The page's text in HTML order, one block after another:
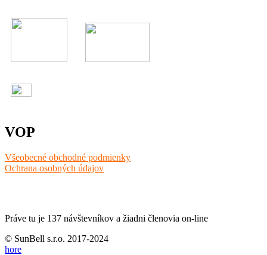
VOP
Všeobecné obchodné podmienky
Ochrana osobných údajov
Práve tu je 137 návštevníkov a žiadni členovia on-line
© SunBell s.r.o. 2017-2024
hore